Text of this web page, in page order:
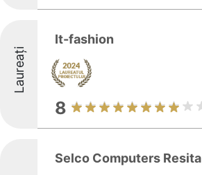
Laureați
It-fashion
8
Selco Computers Resita